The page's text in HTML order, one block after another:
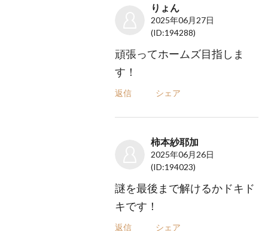
りょん
2025年06月27日
(ID:194288)
頑張ってホームズ目指しま
す！
返信 シェア
柿本紗耶加
2025年06月26日
(ID:194023)
謎を最後まで解けるかドキド
キです！
返信 シェア